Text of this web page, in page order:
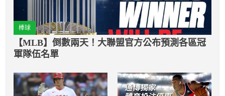
棒球
【MLB】倒數兩天！大聯盟官方公布預測各區冠
軍隊伍名單